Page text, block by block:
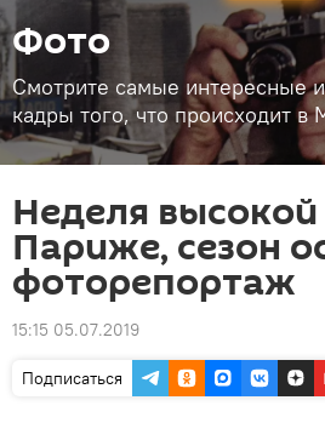
Фото
Смотрите самые интересные
кадры того, что происходит
Неделя
Париже, сезон
фоторепортаж
15:15 05.07.2019
Подписаться